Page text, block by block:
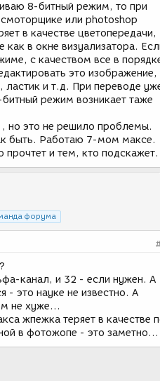
8-битный режим, то при
или photoshop
в качестве цветопередачи,
как в окне визуализатора.
с качеством все в
это изображение,
ластик и т.д. При переводе
режим возникает таже
, но это не решило проблемы.
быть. Работаю 7-мом максе.
прочтет и тем, кто подскажет.
форума
канал, и 32 - если нужен. А
- это науке не известно. А
не хуже...
жпежка теряет в качестве
в фотожопе - это заметно...